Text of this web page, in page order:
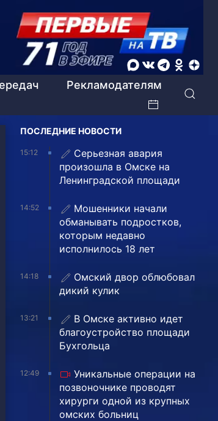
Рекламодателям
ПОСЛЕДНИЕ НОВОСТИ
15:12
Серьезная авария
произошла в Омске на
Ленинградской площади
14:52
Мошенники начали
обманывать подростков,
которым недавно
исполнилось 18 лет
14:18
Омский двор облюбовал
дикий кулик
13:21
В Омске активно идет
благоустройство площади
Бухгольца
12:49
Уникальные операции на
позвоночнике проводят
хирурги одной из крупных
омских больниц